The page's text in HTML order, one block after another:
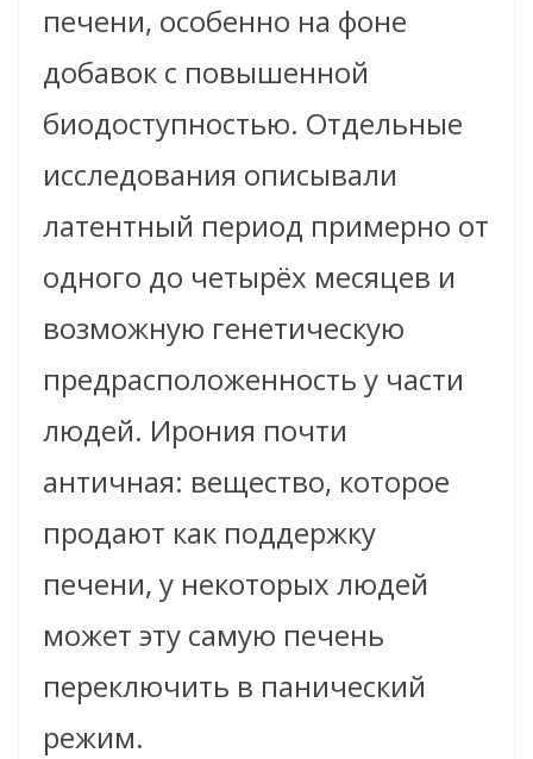
печени, особенно на фоне
добавок с повышенной
биодоступностью. Отдельные
исследования описывали
латентный период примерно от
одного до четырёх месяцев и
возможную генетическую
предрасположенность у части
людей. Ирония почти
античная: вещество, которое
продают как поддержку
печени, у некоторых людей
может эту самую печень
переключить в панический
режим.